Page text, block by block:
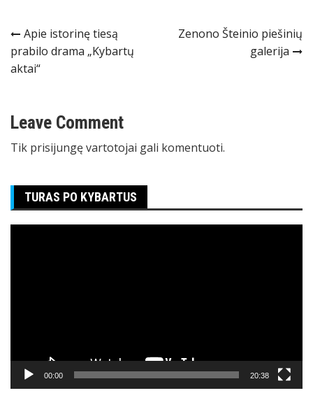
Navigacija
tarp
Apie istorinę tiesą
prabilo drama „Kybartų
aktai“
Zenono Šteinio piešinių
galerija
Leave Comment
Tik prisijungęvartotojai gali komentuoti.
TURAS PO KYBARTUS
00:00 20:38